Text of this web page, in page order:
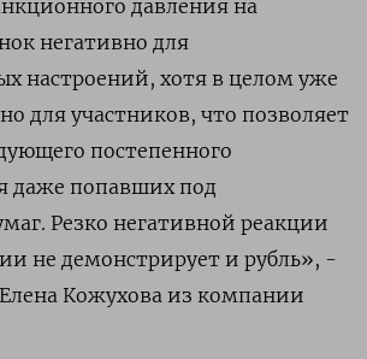
давления на
негативно для
настроений, хотя в целом уже
для участников, что позволяет
постепенного
даже попавших под
Резко негативной реакции
не демонстрирует и рубль», -
Кожухова из компании